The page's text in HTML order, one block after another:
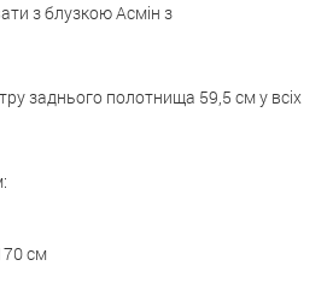
з блузкою Асмін з
заднього полотнища 59,5 cм у всіх
см